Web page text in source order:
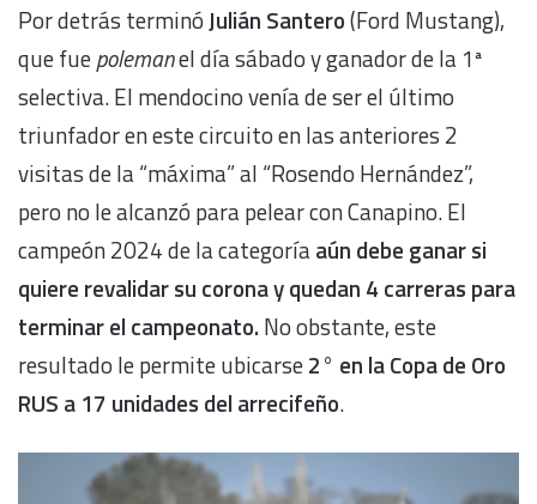
Por detrás terminóJulián Santero(Ford Mustang),
que fuepolemanel día sábado y ganador de la 1ª
selectiva. El mendocino venía de ser el último
triunfador en este circuito en las anteriores 2
visitas de la “máxima” al “Rosendo Hernández”,
pero no le alcanzó para pelear con Canapino. El
campeón 2024 de la categoríaaún debe ganar si
quiere revalidar su corona y quedan 4 carreras para
terminar el campeonato. No obstante, este
resultado le permite ubicarse2° en la Copa de Oro
RUS a 17 unidades del arrecifeño.